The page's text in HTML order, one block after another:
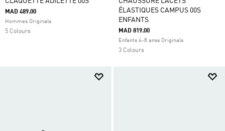
MAD 489.00
Hommes Originals
5 Colours
ÉLASTIQUES CAMPUS 00S
ENFANTS
MAD 819.00
Enfants 4-8 anss Originals
3 Colours